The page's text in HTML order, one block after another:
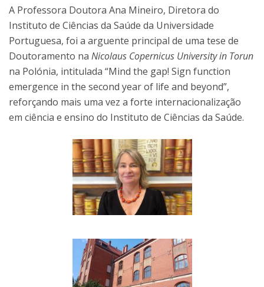
A Professora Doutora Ana Mineiro, Diretora do
Instituto de Ciências da Saúde da Universidade
Portuguesa, foi a arguente principal de uma tese de
Doutoramento na Nicolaus Copernicus University in Torun
na Polónia, intitulada “Mind the gap! Sign function
emergence in the second year of life and beyond”,
reforçando mais uma vez a forte internacionalização
em ciência e ensino do Instituto de Ciências da Saúde.